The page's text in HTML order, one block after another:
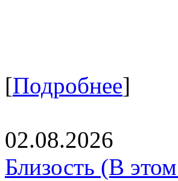
[Подробнее]
02.08.2026
Близость (В